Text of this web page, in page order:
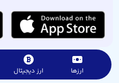
ارزها ارز دیجیتال